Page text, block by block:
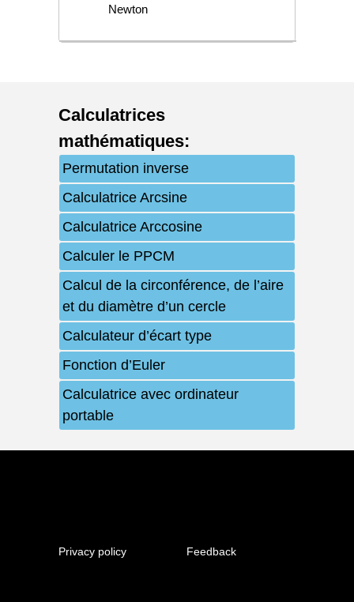
Newton
Calculatrices
mathématiques:
Permutation inverse
Calculatrice Arcsine
Calculatrice Arccosine
Calculer le PPCM
Calcul de la circonférence, de l’aire
et du diamètre d’un cercle
Calculateur d’écart type
Fonction d’Euler
Calculatrice avec ordinateur
portable
Privacy policy Feedback